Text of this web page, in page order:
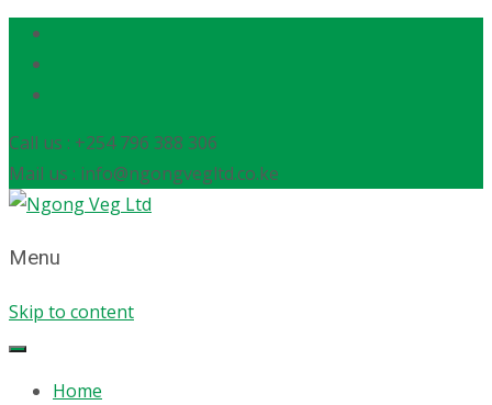
Call us : +254 796 388 306
Mail us : info@ngongvegltd.co.ke
Menu
Skip to content
Home